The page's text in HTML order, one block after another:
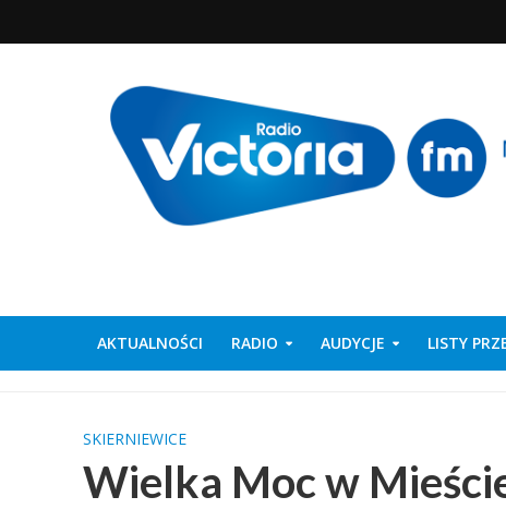
AKTUALNOŚCI RADIO AUDYCJE LISTY
SKIERNIEWICE
Wielka Moc w